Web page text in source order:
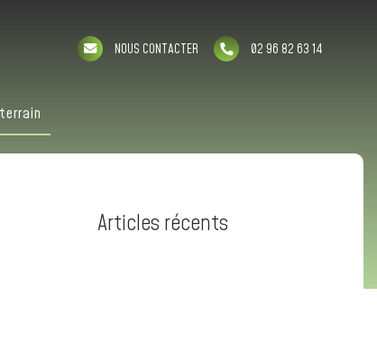
NOUS CONTACTER 02 96 82 63 14
Articles récents